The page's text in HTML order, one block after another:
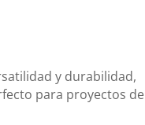
y durabilidad,
para proyectos de